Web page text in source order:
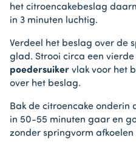
het citroencakebeslag
in 3 minuten luchtig.
Verdeel het beslag over de
glad. Strooi circa een
poedersuiker vlak voor het
over het beslag.
Bak de citroencake onderin
in 50-55 minuten gaar en
zonder springvorm afkoelen